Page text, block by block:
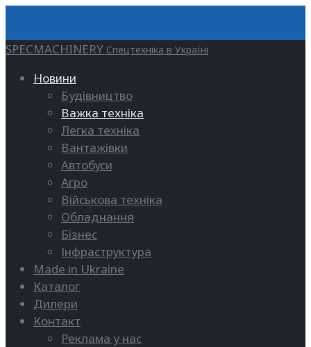
SPECMACHINERY Спецтехніка в Україні
Новини
Будівництво
Важка техніка
Легка техніка
Вантажівки
Автобуси
Агро
Військова техніка
Обладнання
Бізнес
Інфраструктура
Made in Ukraine
Каталог
Дилери
Контакт
Реклама у нас